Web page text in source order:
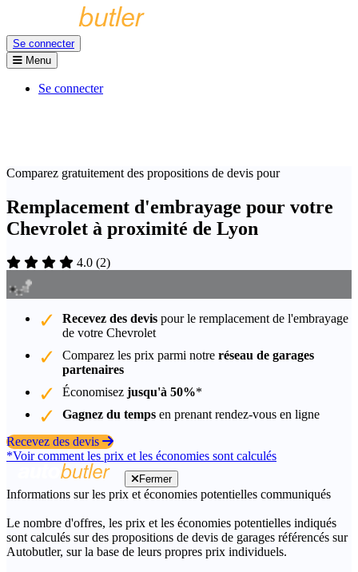
Se connecter
Menu
Se connecter
Comparez gratuitement des propositions de devis pour
Remplacement d'embrayage pour votre
Chevrolet à proximité de Lyon
4.0 (2)
Recevez des devis pour le remplacement de l'embrayage
de votre Chevrolet
Comparez les prix parmi notre réseau de garages
partenaires
Économisez jusqu'à 50%*
Gagnez du temps en prenant rendez-vous en ligne
Recevez des devis
*Voir comment les prix et les économies sont calculés
Fermer
Informations sur les prix et économies potentielles communiqués
Le nombre d'offres, les prix et les économies potentielles indiqués
sont calculés sur des propositions de devis de garages référencés sur
Autobutler, sur la base de leurs propres prix individuels.